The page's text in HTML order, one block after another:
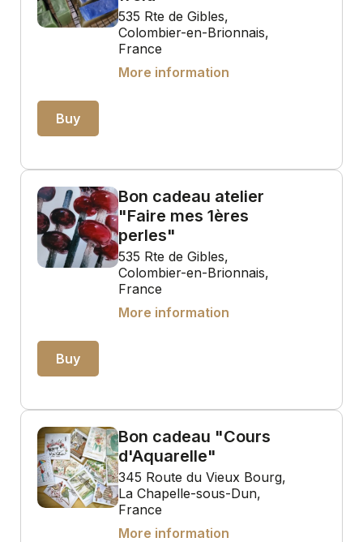
535 Rte de Gibles,
Colombier-en-Brionnais,
France
More information
Buy
Bon cadeau atelier
"Faire mes 1ères
perles"
535 Rte de Gibles,
Colombier-en-Brionnais,
France
More information
Buy
Bon cadeau "Cours
d'Aquarelle"
345 Route du Vieux Bourg,
La Chapelle-sous-Dun,
France
More information